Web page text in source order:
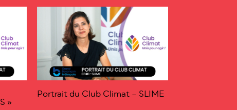
»
Portrait du Club Climat – SLIME